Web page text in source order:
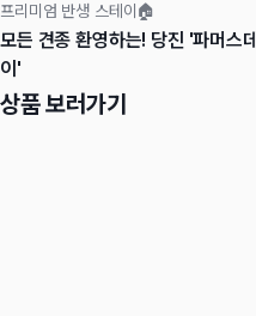
프리미엄 반생 스테이🏠
모든 견종 환영하는! 당진 '파머스데
이'
상품 보러가기